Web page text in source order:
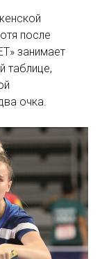
после
занимает
таблице,
очка.